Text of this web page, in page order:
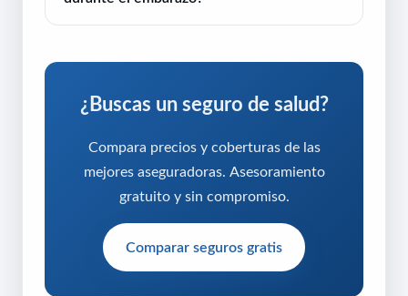
¿Buscas un seguro de salud?
Compara precios y coberturas de las
mejores aseguradoras. Asesoramiento
gratuito y sin compromiso.
Comparar seguros gratis